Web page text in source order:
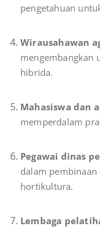
pengetahuan
Wirausahawan
mengembangkan
hibrida.
Mahasiswa dan
memperdalam
Pegawai dinas
dalam pembinaan
hortikultura.
Lembaga